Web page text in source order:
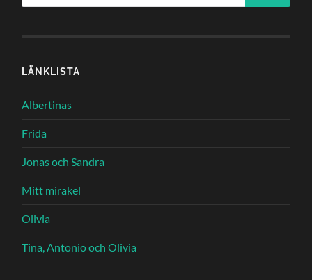
LÄNKLISTA
Albertinas
Frida
Jonas och Sandra
Mitt mirakel
Olivia
Tina, Antonio och Olivia